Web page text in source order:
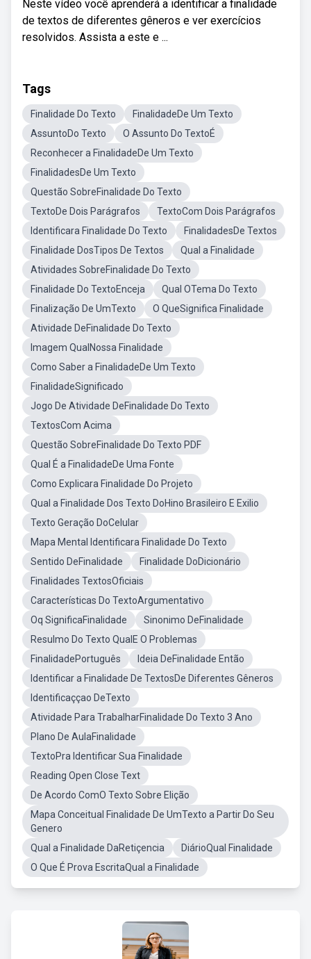
Neste vídeo você aprenderá a identificar a finalidade
de textos de diferentes gêneros e ver exercícios
resolvidos. Assista a este e ...
Tags
Finalidade Do Texto
FinalidadeDe Um Texto
AssuntoDo Texto
O Assunto Do TextoÉ
Reconhecer a FinalidadeDe Um Texto
FinalidadesDe Um Texto
Questão SobreFinalidade Do Texto
TextoDe Dois Parágrafos
TextoCom Dois Parágrafos
Identificara Finalidade Do Texto
FinalidadesDe Textos
Finalidade DosTipos De Textos
Qual a Finalidade
Atividades SobreFinalidade Do Texto
Finalidade Do TextoEnceja
Qual OTema Do Texto
Finalização De UmTexto
O QueSignifica Finalidade
Atividade DeFinalidade Do Texto
Imagem QualNossa Finalidade
Como Saber a FinalidadeDe Um Texto
FinalidadeSignificado
Jogo De Atividade DeFinalidade Do Texto
TextosCom Acima
Questão SobreFinalidade Do Texto PDF
Qual É a FinalidadeDe Uma Fonte
Como Explicara Finalidade Do Projeto
Qual a Finalidade Dos Texto DoHino Brasileiro E Exilio
Texto Geração DoCelular
Mapa Mental Identificara Finalidade Do Texto
Sentido DeFinalidade
Finalidade DoDicionário
Finalidades TextosOficiais
Características Do TextoArgumentativo
Oq SignificaFinalidade
Sinonimo DeFinalidade
Resulmo Do Texto QualE O Problemas
FinalidadePortuguês
Ideia DeFinalidade Então
Identificar a Finalidade De TextosDe Diferentes Gêneros
Identificaççao DeTexto
Atividade Para TrabalharFinalidade Do Texto 3 Ano
Plano De AulaFinalidade
TextoPra Identificar Sua Finalidade
Reading Open Close Text
De Acordo ComO Texto Sobre Elição
Mapa Conceitual Finalidade De UmTexto a Partir Do Seu
Genero
Qual a Finalidade DaRetiçencia
DiárioQual Finalidade
O Que É Prova EscritaQual a Finalidade